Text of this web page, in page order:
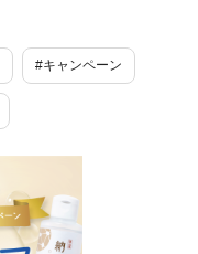
#キャンペーン